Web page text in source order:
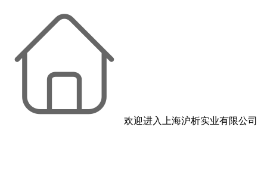
欢迎进入上海沪析实业有限公司